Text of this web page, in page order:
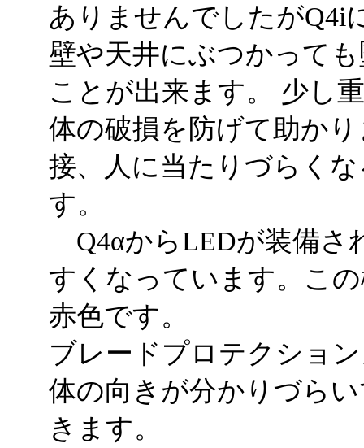
ありませんでしたがQ4i
壁や天井にぶつかって
ことが出来ます。 少し
体の破損を防げて助か
接、人に当たりづらく
す。
Q4αからLEDが装備さ
すくなっています。こ
赤色です。
ブレードプロテクショ
体の向きが分かりづら
きます。